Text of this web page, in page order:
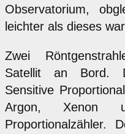
Observatorium,
leichter als dieses
Zwei
Satellit an Bord.
Sensitive
Argon, Xenon
Proportionalzähler.